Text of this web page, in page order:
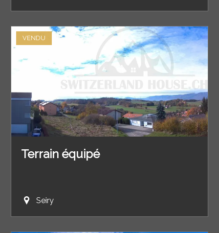
VENDU
Terrain équipé
Seiry